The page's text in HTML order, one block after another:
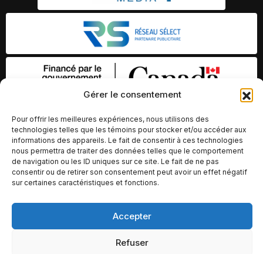
Gérer le consentement
Pour offrir les meilleures expériences, nous utilisons des
technologies telles que les témoins pour stocker et/ou accéder aux
informations des appareils. Le fait de consentir à ces technologies
nous permettra de traiter des données telles que le comportement
de navigation ou les ID uniques sur ce site. Le fait de ne pas
consentir ou de retirer son consentement peut avoir un effet négatif
sur certaines caractéristiques et fonctions.
Accepter
Refuser
© Copyright 2026 – Altomédia Inc |
Ce site internet a été conçu et développé par Chameleon Ideas